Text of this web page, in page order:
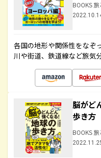
BOOKS
各国の地形や関係性をなぞ
川や街道、鉄道線など旅気
脳がど
歩き方
BOOKS